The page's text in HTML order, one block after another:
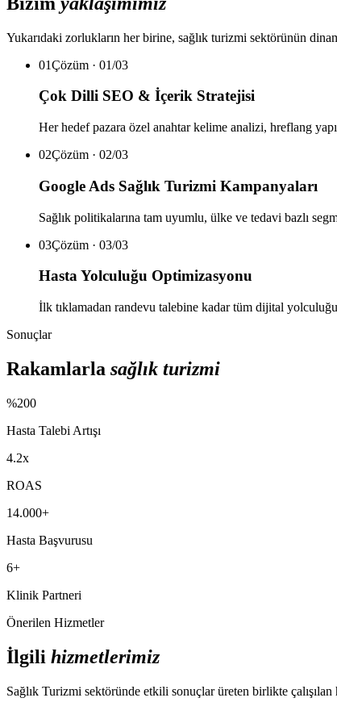
Yukarıdaki zorlukların her birine, sağlık turizmi sektörünün
01Çözüm · 01/03
Çok Dilli SEO & İçerik Stratejisi
Her hedef pazara özel anahtar kelime analizi, hreflang
02Çözüm · 02/03
Google Ads Sağlık Turizmi Kampanyaları
Sağlık politikalarına tam uyumlu, ülke ve tedavi bazlı
03Çözüm · 03/03
Hasta Yolculuğu Optimizasyonu
İlk tıklamadan randevu talebine kadar tüm dijital
Sonuçlar
Rakamlarla sağlık turizmi
%200
Hasta Talebi Artışı
4.2x
ROAS
14.000+
Hasta Başvurusu
6+
Klinik Partneri
Önerilen Hizmetler
İlgili hizmetlerimiz
Sağlık Turizmi sektöründe etkili sonuçlar üreten birlikte